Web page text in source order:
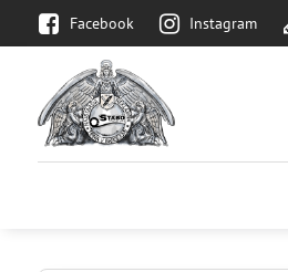
Facebook Instagram